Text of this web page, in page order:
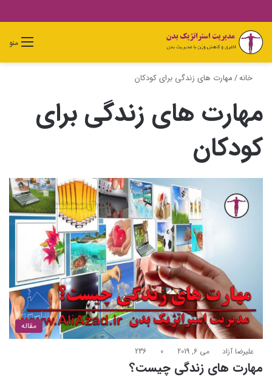
منوجستجو
برایپوسته
سبد
خانه/مهارت های زندگی برای کودکان
مهارت های زندگی برای
کودکان
مقاله
علیرضا آزاد می 6, 2019 0
236
مهارت های زندگی چیست؟